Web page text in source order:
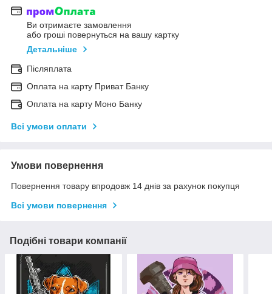
Ви отримаєте замовлення
або гроші повернуться на вашу картку
Детальніше
Післяплата
Оплата на карту Приват Банку
Оплата на карту Моно Банку
Всі умови оплати
Умови повернення
Повернення товару впродовж 14 днів за рахунок покупця
Всі умови повернення
Подібні товари компанії